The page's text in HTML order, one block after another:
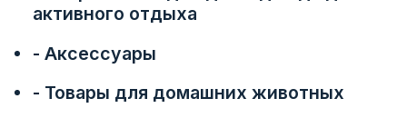
активного отдыха
- Аксессуары
- Товары для домашних животных